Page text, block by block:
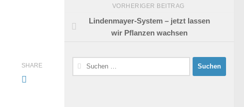
SHARE
VORHERIGER BEITRAG
Lindenmayer-System – jetzt lassen
wir Pflanzen wachsen
Suchen
nach: